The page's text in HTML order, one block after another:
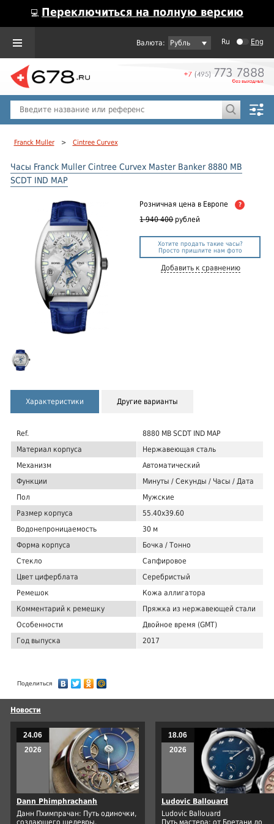
💻 Переключиться на полную версию
Рубль Ru Eng
Franck Muller > Cintree Curvex
Часы Franck Muller Cintree Curvex Master Banker 8880 MB
SCDT IND MAP
Розничная цена в Европе ?
1 940 400 рублей
Хотите продать такие часы?
Просто пришлите нам фото
Добавить к сравнению
Характеристики Другие варианты
Ref.
8880 MB SCDT IND MAP
Материал корпуса
Нержавеющая сталь
Механизм
Автоматический
Функции
Минуты / Секунды / Часы / Дата
Пол
Мужские
Размер корпуса
55.40x39.60
Водонепроницаемость
30 м
Форма корпуса
Бочка / Тонно
Стекло
Сапфировое
Цвет циферблата
Серебристый
Ремешок
Кожа аллигатора
Комментарий к ремешку
Пряжка из нержавеющей стали
Особенности
Двойное время (GMT)
Год выпуска
2017
Поделиться
Новости
24.06
2026
Dann Phimphrachanh
Данн Пхимпрачан: Путь одиночки,
создающего шедевры.
18.06
2026
Ludovic Ballouard
Ludovic Ballouard
Путь мастера: от Бретани до